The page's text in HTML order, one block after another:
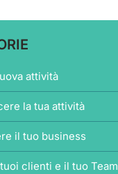
attività
la tua attività
il tuo business
clienti e il tuo Team